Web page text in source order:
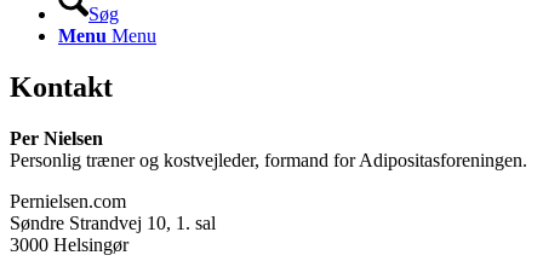
Søg
Menu Menu
Kontakt
Per Nielsen
Personlig træner og kostvejleder, formand for Adipositasforeningen.
Pernielsen.com
Søndre Strandvej 10, 1. sal
3000 Helsingør